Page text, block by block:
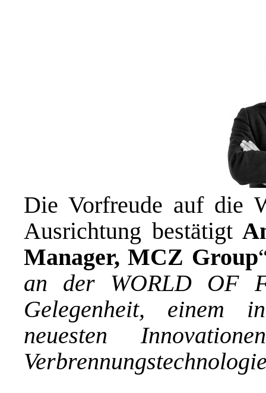
Die Vorfreude auf die
Ausrichtung bestätigt
Manager, MCZ Group
an der WORLD OF
Gelegenheit, einem
neuesten